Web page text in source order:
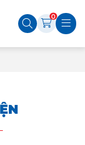
0